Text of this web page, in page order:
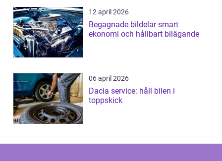
12 april 2026
Begagnade bildelar smart
ekonomi och hållbart bilägande
06 april 2026
Dacia service: håll bilen i
toppskick